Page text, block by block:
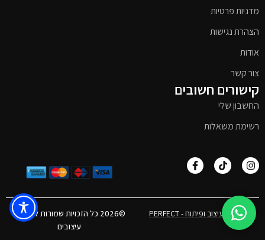
מדניות פרטיות
הצהרת נגישות
אודות
צור קשר
קישורים חשובים
החשבון שלי
רשימת משאלות
אפיון, עיצוב ופיתוח - PERFECT
©2026 כל הזכויות שמורות לטימבר
עיצובים